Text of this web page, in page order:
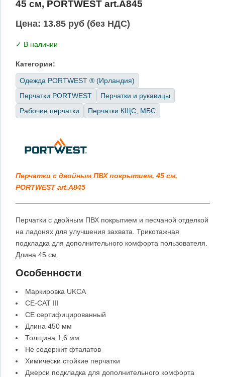
45 см, PORTWEST art.A845
Цена: 13.85 руб (без НДС)
✓ В наличии
Категории:
Одежда PORTWEST ® (Ирландия)
Перчатки PORTWEST
Перчатки и рукавицы
Рабочие перчатки
Перчатки КЩС, МБС
Перчатки с двойным ПВХ покрытием, 45 см,
PORTWEST art.A845
Перчатки с двойным ПВХ покрытием и песчаной отделкой
на ладонях для улучшения захвата. Трикотажная
подкладка для дополнительного комфорта пользователя.
Длина 45 см.
Особенности
Маркировка UKCA
CE-CAT III
CE сертифицированный
Длина 450 мм
Толщина 1,6 мм
Не содержит фталатов
Химически стойкие перчатки
Джерси подкладка для дополнительного комфорта